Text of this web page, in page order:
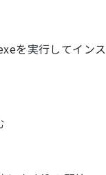
を実行してインス